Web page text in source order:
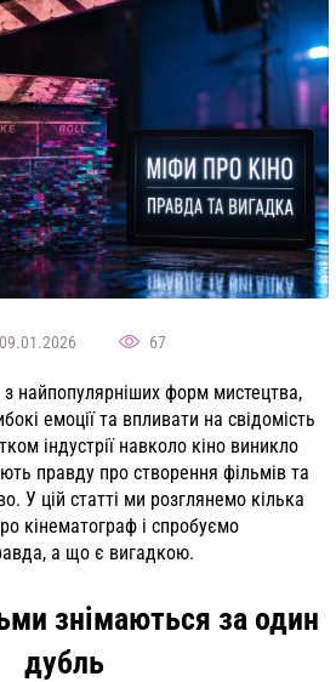
09.01.2026 67
найпопулярніших форм мистецтва,
емоції та впливати на свідомість
індустрії навколо кіно виникло
правду про створення фільмів та
У цій статті ми розглянемо кілька
кінематограф і спробуємо
а що є вигадкою.
знімаються за один
дубль